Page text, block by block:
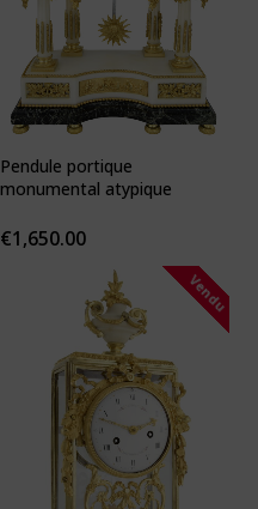
Pendule portique
monumental atypique
€1,650.00
Vendu